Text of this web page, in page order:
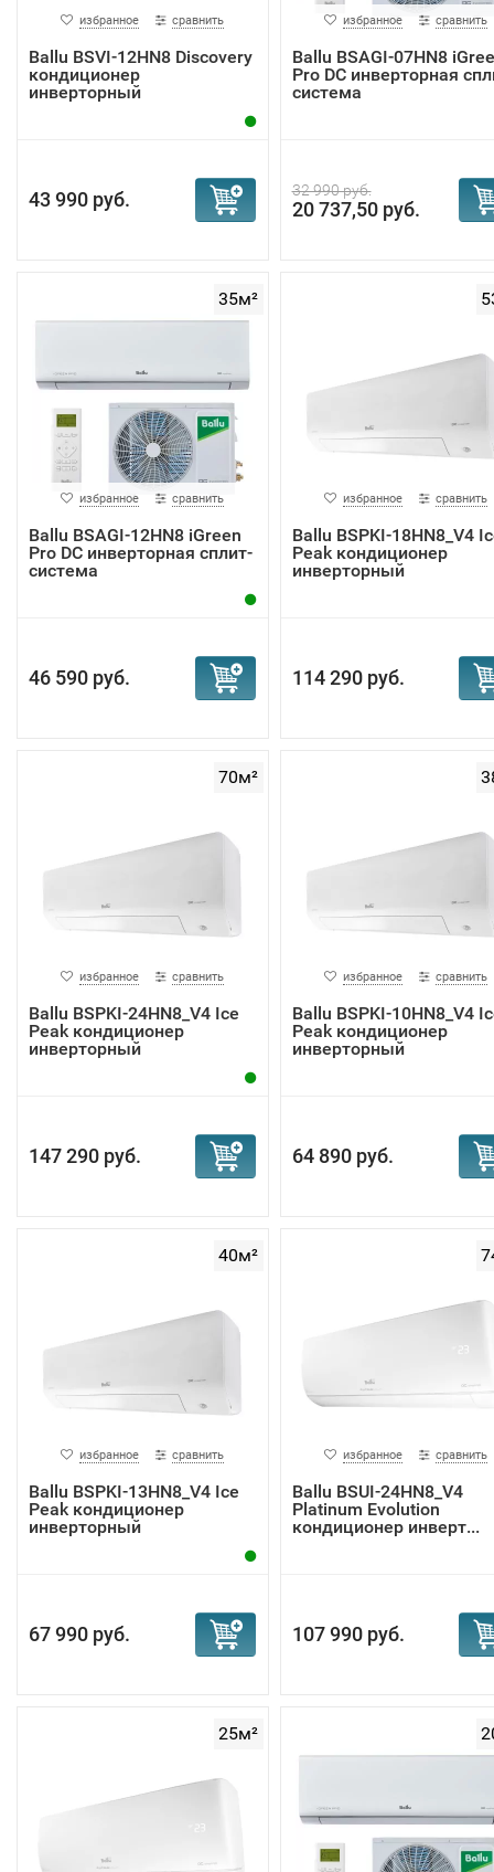
избранное сравнить
Ballu BSVI-12HN8 Discovery
кондиционер
инверторный
43 990 руб.
избранное сравнить
Ballu BSAGI-07HN8
Pro DC инверторная
система
32 990 руб.
20 737,50 руб.
35м²
избранное сравнить
Ballu BSAGI-12HN8 iGreen
Pro DC инверторная сплит-
система
46 590 руб.
избранное сравнить
Ballu BSPKI-18HN8_V4
Peak кондиционер
инверторный
114 290 руб.
70м²
избранное сравнить
Ballu BSPKI-24HN8_V4 Ice
Peak кондиционер
инверторный
147 290 руб.
избранное сравнить
Ballu BSPKI-10HN8_V4
Peak кондиционер
инверторный
64 890 руб.
40м²
избранное сравнить
Ballu BSPKI-13HN8_V4 Ice
Peak кондиционер
инверторный
67 990 руб.
избранное сравнить
Ballu BSUI-24HN8_V4
Platinum Evolution
кондиционер инверт...
107 990 руб.
25м²